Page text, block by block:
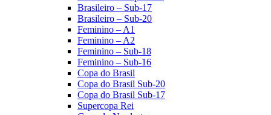
Brasileiro – Sub-17
Brasileiro – Sub-20
Feminino – A1
Feminino – A2
Feminino – Sub-18
Feminino – Sub-16
Copa do Brasil
Copa do Brasil Sub-20
Copa do Brasil Sub-17
Supercopa Rei